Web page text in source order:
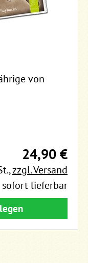
von
24,90 €
,zzgl. Versand
sofort lieferbar